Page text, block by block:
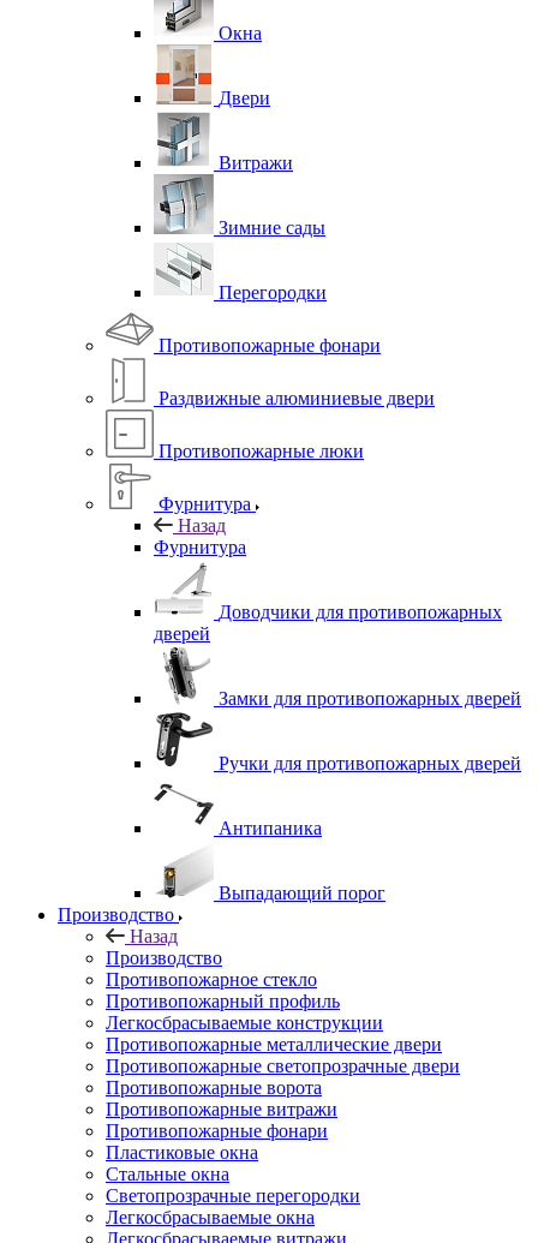
Окна
Двери
Витражи
Зимние сады
Перегородки
Противопожарные фонари
Раздвижные алюминиевые двери
Противопожарные люки
Фурнитура
Назад
Фурнитура
Доводчики для противопожарных
дверей
Замки для противопожарных дверей
Ручки для противопожарных дверей
Антипаника
Выпадающий порог
Производство
Назад
Производство
Противопожарное стекло
Противопожарный профиль
Легкосбрасываемые конструкции
Противопожарные металлические двери
Противопожарные светопрозрачные двери
Противопожарные ворота
Противопожарные витражи
Противопожарные фонари
Пластиковые окна
Стальные окна
Светопрозрачные перегородки
Легкосбрасываемые окна
Легкосбрасываемые витражи